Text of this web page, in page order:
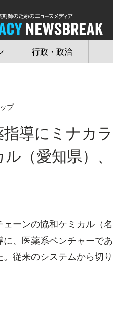
行政・政治
プ
指導にミナ
ル（愛知県）
ーンの協和ケミカル（
に、医薬系ベンチャーで
。従来のシステムから切